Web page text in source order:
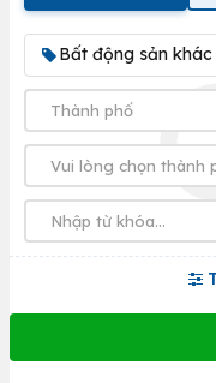
Bất động sản khác